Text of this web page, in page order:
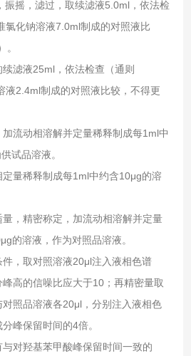
振摇，滤过，取续滤液5.0ml，依法检
氯化钠溶液7.0ml制成的对照液比
滤液25ml，依法检查（通则
液2.4ml制成的对照液比较，不得更
流动相溶解并定量稀释制成每1ml中
试品溶液。
量稀释制成每1ml中约含10μg的溶
，精密称定，加流动相溶解并定量
的溶液，作为对照品溶液。
，取对照溶液20μl注入液相色谱
高的信噪比应大于10；再精密量取
照品溶液各20μl，分别注入液相色
峰保留时间的4倍。
对羟基苯甲酸峰保留时间一致的